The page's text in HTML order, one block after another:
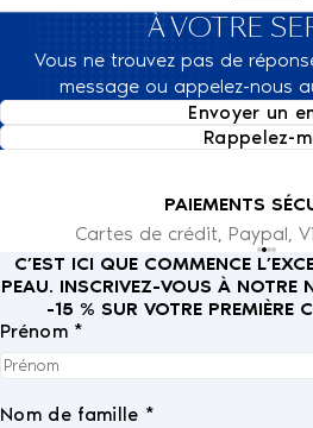
À VOTRE
Vous ne trouvez pas de
message ou appelez-nous
Envoyer un
Rappelez-
PAIEMENTS
Cartes de crédit, Paypal,
C’EST ICI QUE COMMENCE
PEAU. INSCRIVEZ-VOUS À NOTRE
-15 % SUR VOTRE PREMIÈRE
Prénom *
Nom de famille *